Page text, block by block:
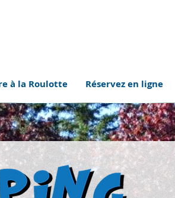
à la Roulotte Réservez en ligne
Motel Colibri Parc Aquatique